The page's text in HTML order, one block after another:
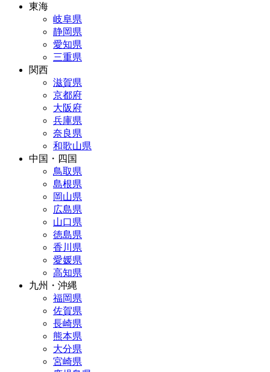
東海
岐阜県
静岡県
愛知県
三重県
関西
滋賀県
京都府
大阪府
兵庫県
奈良県
和歌山県
中国・四国
鳥取県
島根県
岡山県
広島県
山口県
徳島県
香川県
愛媛県
高知県
九州・沖縄
福岡県
佐賀県
長崎県
熊本県
大分県
宮崎県